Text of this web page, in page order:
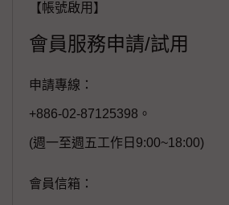
【帳號啟用】
會員服務申請/試用
申請專線：
+886-02-87125398。
(週一至週五工作日9:00~18:00)
會員信箱：